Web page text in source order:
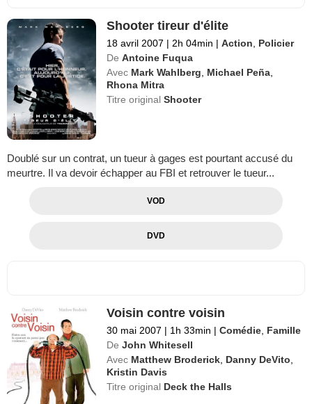
Shooter tireur d'élite
18 avril 2007 | 2h 04min | Action
Policier
De Antoine Fuqua
Avec Mark Wahlberg Michael Peña
Rhona Mitra
Titre originalShooter
Doublé sur un contrat, un tueur à gages est pourtant accusé du
meurtre. Il va devoir échapper au FBI et retrouver le tueur...
VOD
DVD
Voisin contre voisin
30 mai 2007 | 1h 33min | Comédie Famille
De John Whitesell
Avec Matthew Broderick Danny DeVito
Kristin Davis
Titre original Deck the Halls